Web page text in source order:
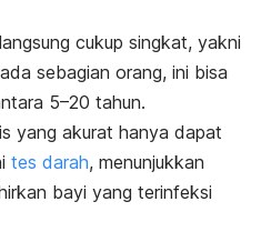
cukup singkat, yakni
sebagian orang, ini bisa
5–20 tahun.
yang akurat hanya dapat
tes darah, menunjukkan
bayi yang terinfeksi